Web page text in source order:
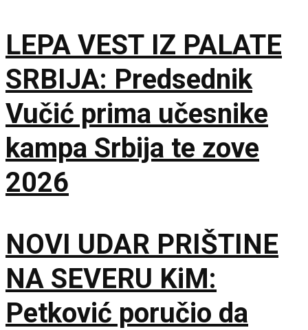
stradanje Srba
LEPA VEST IZ PALATE
SRBIJA: Predsednik
Vučić prima učesnike
kampa Srbija te zove
2026
NOVI UDAR PRIŠTINE
NA SEVERU KiM:
Petković poručio da